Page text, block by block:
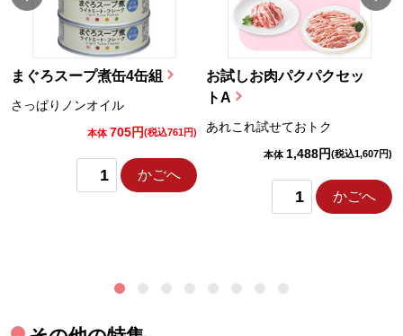
まぐろスープ煮缶4缶組
さっぱりノンオイル
本体 705円(税込761円)
かごへ
お試しお肉パクパクセッ
トA
あれこれ試せておトク
本体 1,488円(税込1,607円)
かごへ